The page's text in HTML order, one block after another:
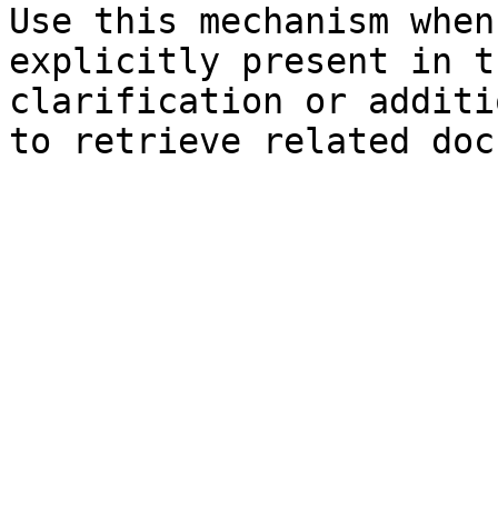
Use this mechanism
explicitly present in
clarification or